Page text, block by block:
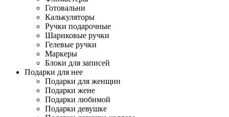
Готовальни
Калькуляторы
Ручки подарочные
Шариковые ручки
Гелевые ручки
Маркеры
Блоки для записей
Подарки для нее
Подарки для женщин
Подарки жене
Подарки любимой
Подарки девушке